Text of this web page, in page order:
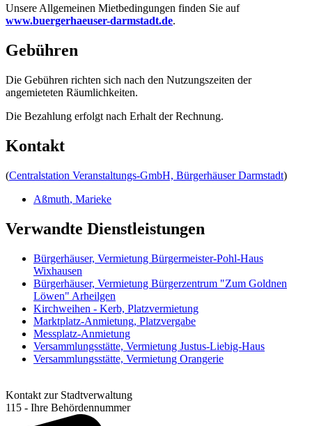
Unsere Allgemeinen Mietbedingungen finden Sie auf
www.buergerhaeuser-darmstadt.de.
Gebühren
Die Gebühren richten sich nach den Nutzungszeiten der
angemieteten Räumlichkeiten.
Die Bezahlung erfolgt nach Erhalt der Rechnung.
Kontakt
(Centralstation Veranstaltungs-GmbH, Bürgerhäuser Darmstadt)
Aßmuth, Marieke
Verwandte Dienstleistungen
Bürgerhäuser, Vermietung Bürgermeister-Pohl-Haus
Wixhausen
Bürgerhäuser, Vermietung Bürgerzentrum "Zum Goldnen
Löwen" Arheilgen
Kirchweihen - Kerb, Platzvermietung
Marktplatz-Anmietung, Platzvergabe
Messplatz-Anmietung
Versammlungsstätte, Vermietung Justus-Liebig-Haus
Versammlungsstätte, Vermietung Orangerie
Kontakt zur Stadtverwaltung
115 - Ihre Behördennummer